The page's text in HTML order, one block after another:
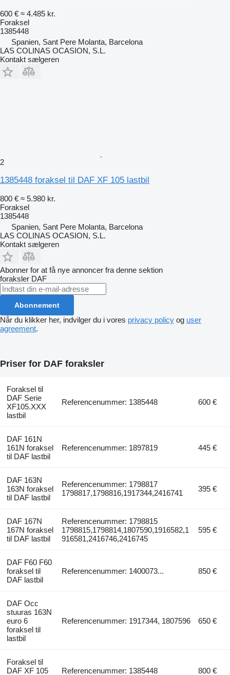
600 € ≈ 4.485 kr.
Foraksel
1385448
Spanien, Sant Pere Molanta, Barcelona
LAS COLINAS OCASION, S.L.
Kontakt sælgeren
2
1385448 foraksel til DAF XF 105 lastbil
800 € ≈ 5.980 kr.
Foraksel
1385448
Spanien, Sant Pere Molanta, Barcelona
LAS COLINAS OCASION, S.L.
Kontakt sælgeren
Abonner for at få nye annoncer fra denne sektion
foraksler DAF
Abonnement
Når du klikker her, indvilger du i vores privacy policy og user
agreement.
Priser for DAF foraksler
Foraksel til
DAF Serie
XF105.XXX
lastbil
Referencenummer: 1385448 600 €
DAF 161N
161N foraksel
til DAF lastbil
Referencenummer: 1897819 445 €
DAF 163N
163N foraksel
til DAF lastbil
Referencenummer: 1798817
1798817,1798816,1917344,2416741
395 €
DAF 167N
167N foraksel
til DAF lastbil
Referencenummer: 1798815
1798815,1798814,1807590,1916582,1
916581,2416746,2416745
595 €
DAF F60 F60
foraksel til
DAF lastbil
Referencenummer: 1400073... 850 €
DAF Occ
stuuras 163N
euro 6
foraksel til
lastbil
Referencenummer: 1917344, 1807596 650 €
Foraksel til
DAF XF 105
Referencenummer: 1385448 800 €